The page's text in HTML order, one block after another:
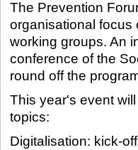
The Prevention
organisational focus
working groups. An
conference of the
round off the
This year's event
topics:
Digitalisation: kick-